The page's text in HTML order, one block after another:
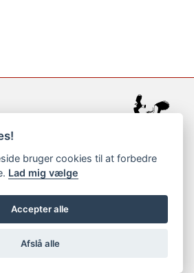
bruger cookies til at forbedre
Lad mig vælge
Accepter alle
Afslå alle